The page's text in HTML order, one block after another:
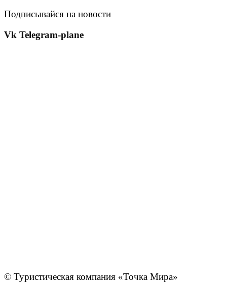
Подписывайся на новости
Vk Telegram-plane
© Туристическая компания «Точка Мира»